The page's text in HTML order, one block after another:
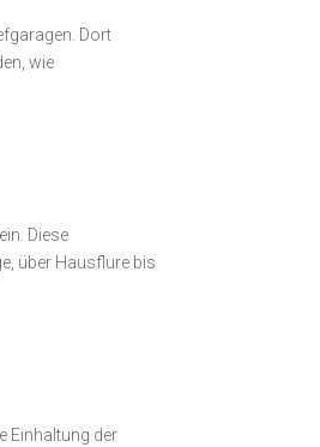
Dort
wie
Diese
über Hausflure bis
Einhaltung der